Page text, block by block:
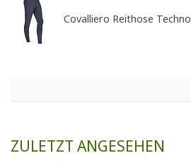
Covalliero Reithose Techno
ZULETZT ANGESEHEN